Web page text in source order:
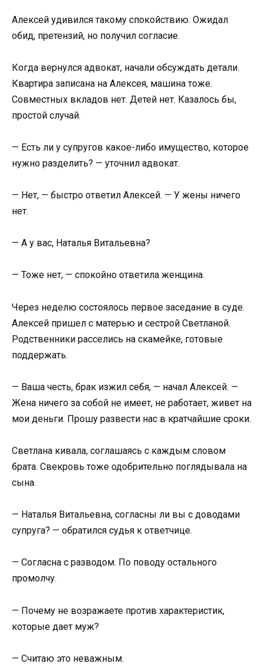
Алексей удивился такому спокойствию. Ожидал
обид, претензий, но получил согласие.
Когда вернулся адвокат, начали обсуждать детали.
Квартира записана на Алексея, машина тоже.
Совместных вкладов нет. Детей нет. Казалось бы,
простой случай.
— Есть ли у супругов какое-либо имущество, которое
нужно разделить? — уточнил адвокат.
— Нет, — быстро ответил Алексей. — У жены ничего
нет.
— А у вас, Наталья Витальевна?
— Тоже нет, — спокойно ответила женщина.
Через неделю состоялось первое заседание в суде.
Алексей пришел с матерью и сестрой Светланой.
Родственники расселись на скамейке, готовые
поддержать.
— Ваша честь, брак изжил себя, — начал Алексей. —
Жена ничего за собой не имеет, не работает, живет на
мои деньги. Прошу развести нас в кратчайшие сроки.
Светлана кивала, соглашаясь с каждым словом
брата. Свекровь тоже одобрительно поглядывала на
сына.
— Наталья Витальевна, согласны ли вы с доводами
супруга? — обратился судья к ответчице.
— Согласна с разводом. По поводу остального
промолчу.
— Почему не возражаете против характеристик,
которые дает муж?
— Считаю это неважным.